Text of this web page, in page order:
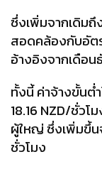
ซึ่งเพิ่มจากเดิม
สอดคล้องกับอัต
อ้างอิงจากเดือน
ทั้งนี้ ค่าจ้างขั้นต่
18.16 NZD/ชั่วโ
ผู้ใหญ่ ซึ่งเพิ่มขึ้น
ชั่วโมง